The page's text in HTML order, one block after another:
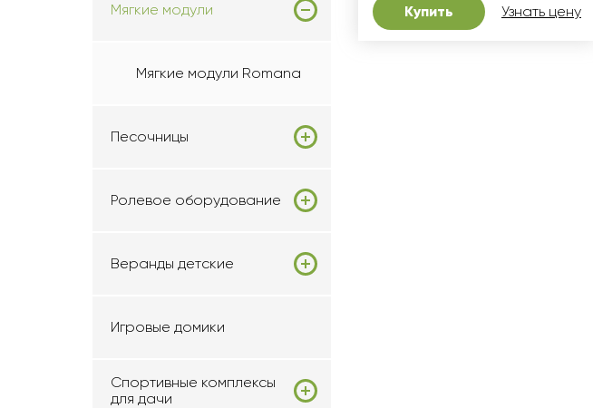
Мягкие модули
Мягкие модули Romana
Песочницы
Ролевое оборудование
Веранды детские
Игровые домики
Спортивные комплексы
для дачи
Купить Узнать цену